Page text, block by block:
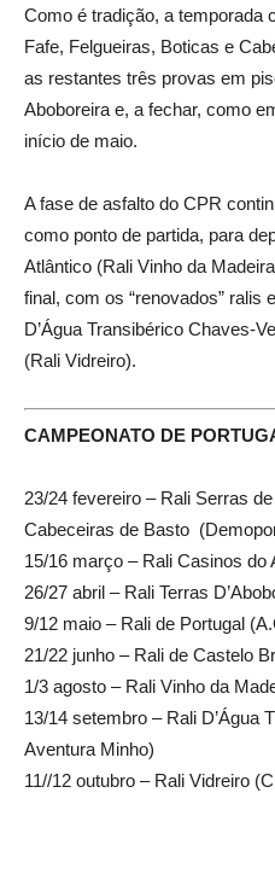
Como é tradição, a temporada
Fafe, Felgueiras, Boticas e
as restantes três provas em
Aboboreira e, a fechar, como
início de maio.
A fase de asfalto do CPR
como ponto de partida, para
Atlântico (Rali Vinho da
final, com os “renovados” ralis
D’Água Transibérico Chaves-
(Rali Vidreiro).
CAMPEONATO DE
23/24 fevereiro – Rali Serras
Cabeceiras de Basto
15/16 março – Rali Casinos do
26/27 abril – Rali Terras
9/12 maio – Rali de Portugal
21/22 junho – Rali de Castelo
1/3 agosto – Rali Vinho da
13/14 setembro – Rali D’Água
Aventura Minho)
11//12 outubro – Rali Vidreiro